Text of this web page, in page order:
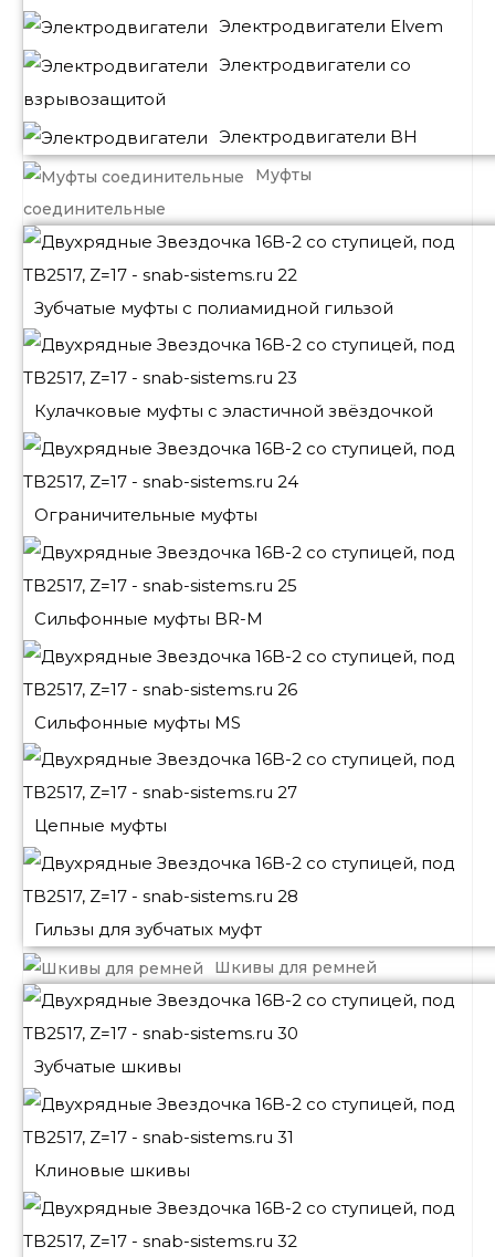
Электродвигатели Elvem
Электродвигатели со
взрывозащитой
Электродвигатели BH
Муфты
соединительные
Зубчатые муфты с полиамидной гильзой
Кулачковые муфты с эластичной звёздочкой
Ограничительные муфты
Сильфонные муфты BR-M
Сильфонные муфты MS
Цепные муфты
Гильзы для зубчатых муфт
Шкивы для ремней
Зубчатые шкивы
Клиновые шкивы